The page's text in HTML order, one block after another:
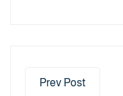
Prev Post